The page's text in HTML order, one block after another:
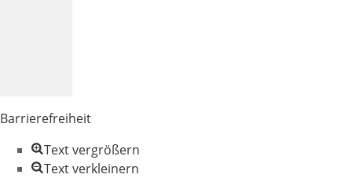
Barrierefreiheit
Text vergrößern
Text verkleinern